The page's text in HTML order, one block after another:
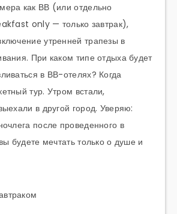
как ВВ (или отдельно
only — только завтрак),
утренней трапезы в
При каком типе отдыха будет
в ВВ-отелях? Когда
тур. Утром встали,
в другой город. Уверяю:
после проведенного в
будете мечтать только о душе и